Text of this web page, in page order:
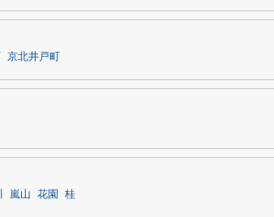
京北井戸町
嵐山 花園 桂